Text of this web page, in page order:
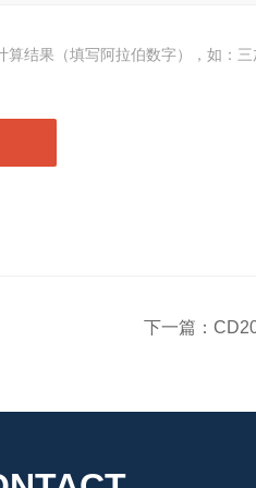
算结果（填写阿拉伯数字），如：三
下一篇：